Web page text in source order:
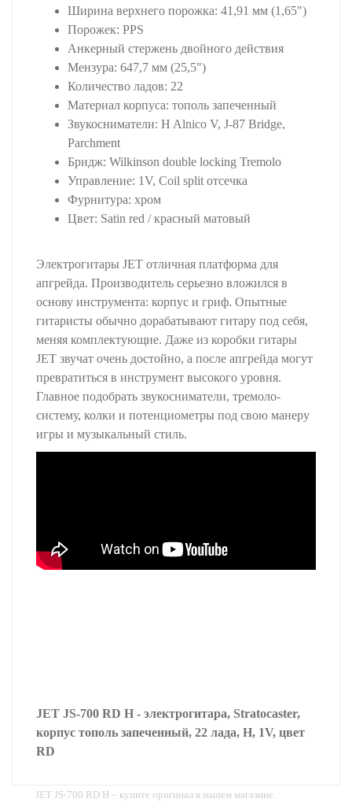
Ширина верхнего порожка: 41,91 мм (1,65")
Порожек: PPS
Анкерный стержень двойного действия
Мензура: 647,7 мм (25,5")
Количество ладов: 22
Материал корпуса: тополь запеченный
Звукосниматели: H Alnico V, J-87 Bridge,
Parchment
Бридж: Wilkinson double locking Tremolo
Управление: 1V, Coil split отсечка
Фурнитура: хром
Цвет: Satin red / красный матовый
Электрогитары JET отличная платформа для
апгрейда. Производитель серьезно вложился в
основу инструмента: корпус и гриф. Опытные
гитаристы обычно дорабатывают гитару под себя,
меняя комплектующие. Даже из коробки гитары
JET звучат очень достойно, а после апгрейда могут
превратиться в инструмент высокого уровня.
Главное подобрать звукосниматели, тремоло-
систему, колки и потенциометры под свою манеру
игры и музыкальный стиль.
JET JS-700 RD H - электрогитара, Stratocaster,
корпус тополь запеченный, 22 лада, H, 1V, цвет
RD
JET JS-700 RD H – купите оригинал в нашем магазине.